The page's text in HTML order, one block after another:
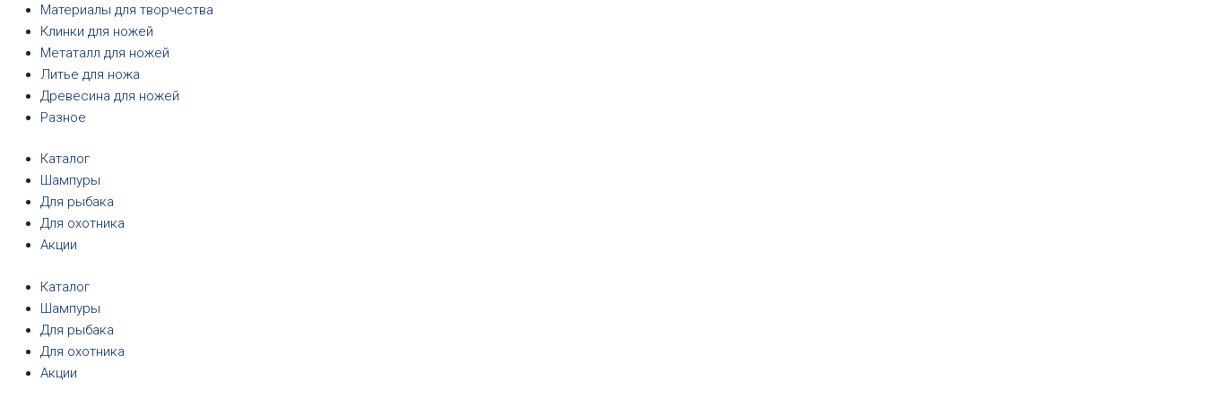
Материалы для творчества
Клинки для ножей
Метаталл для ножей
Литье для ножа
Древесина для ножей
Разное
Каталог
Шампуры
Для рыбака
Для охотника
Акции
Каталог
Шампуры
Для рыбака
Для охотника
Акции